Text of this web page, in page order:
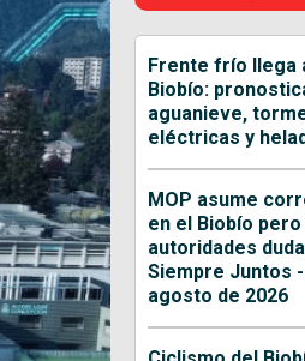
Frente frío llega
Biobío:
aguanieve,
eléctricas y
MOP asume
en el Biobío pero
autoridades
Siempre Juntos
agosto de 2026